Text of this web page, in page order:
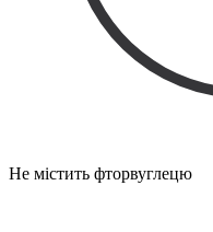
Не містить фторвуглецю